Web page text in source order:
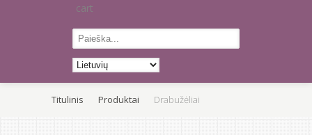
cart
Titulinis Produktai Drabužėliai